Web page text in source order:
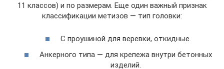
11 классов) и по размерам. Еще один важный признак
классификации метизов — тип головки:
С проушиной для веревки, откидные.
Анкерного типа — для крепежа внутри бетонных
изделий.